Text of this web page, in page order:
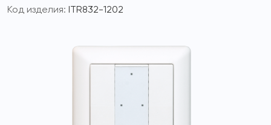
Код изделия: ITR832-1202